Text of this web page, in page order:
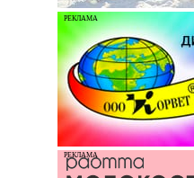
РЕКЛАМА
РЕКЛАМА